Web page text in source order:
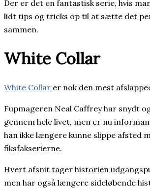
Der er det en fantastisk serie, hvis
lidt tips og tricks op til at sætte det
sammen.
White Collar
White Collar er nok den mest
Fupmageren Neal Caffrey har snydt
gennem hele livet, men er nu
han ikke længere kunne slippe afsted
fiksfakserierne.
Hvert afsnit tager historien
men har også længere sideløbende